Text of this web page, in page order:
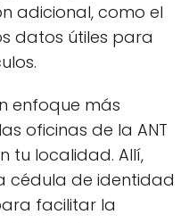
adicional, como el
datos útiles para
enfoque más
oficinas de la ANT
tu localidad. Allí,
cédula de identidad
facilitar la